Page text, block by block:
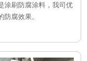
涂刷防腐涂料，我司优
腐效果。